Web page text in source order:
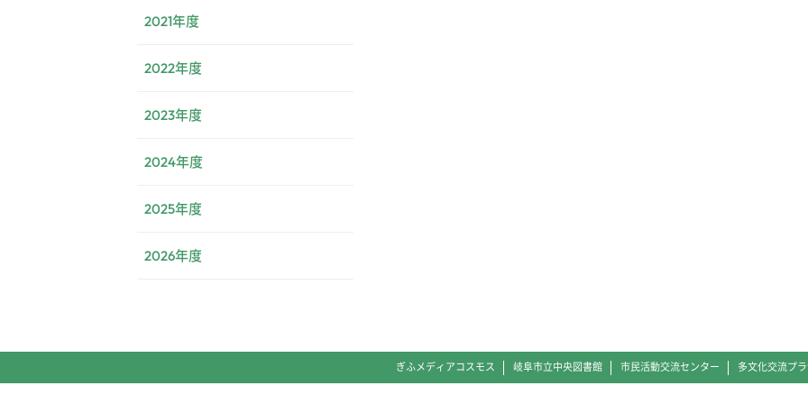
2021年度
2022年度
2023年度
2024年度
2025年度
2026年度
ぎふメディアコスモス 岐阜市立中央図書館 市民活動交流センター 多文化交流プ